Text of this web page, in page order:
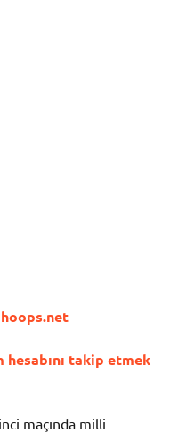
takip etmek
maçında milli